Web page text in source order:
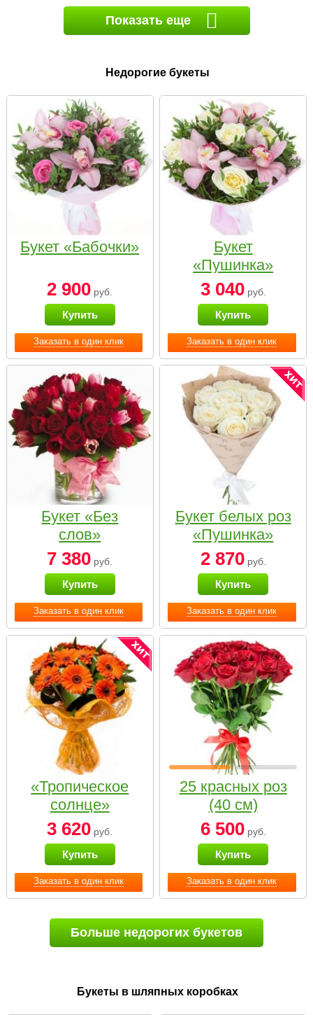
Показать еще
Недорогие букеты
Заказать в один клик
Букет «Бабочки»
2 900 руб.
Купить
Заказать в один клик
Букет
«Пушинка»
3 040руб.
Купить
Заказать в один клик
Букет «Без
слов»
7 380 руб.
Купить
Заказать в один клик
Букет белых роз
«Пушинка»
2 870руб.
Купить
Заказать в один клик
«Тропическое
солнце»
3 620 руб.
Купить
Заказать в один клик
25 красных роз
(40 см)
6 500руб.
Купить
Больше недорогих букетов
Букеты в шляпных коробках